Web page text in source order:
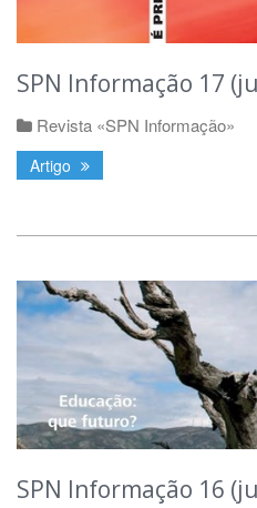
SPN Informação 17
Revista «SPN Informação»
Artigo
SPN Informação 16